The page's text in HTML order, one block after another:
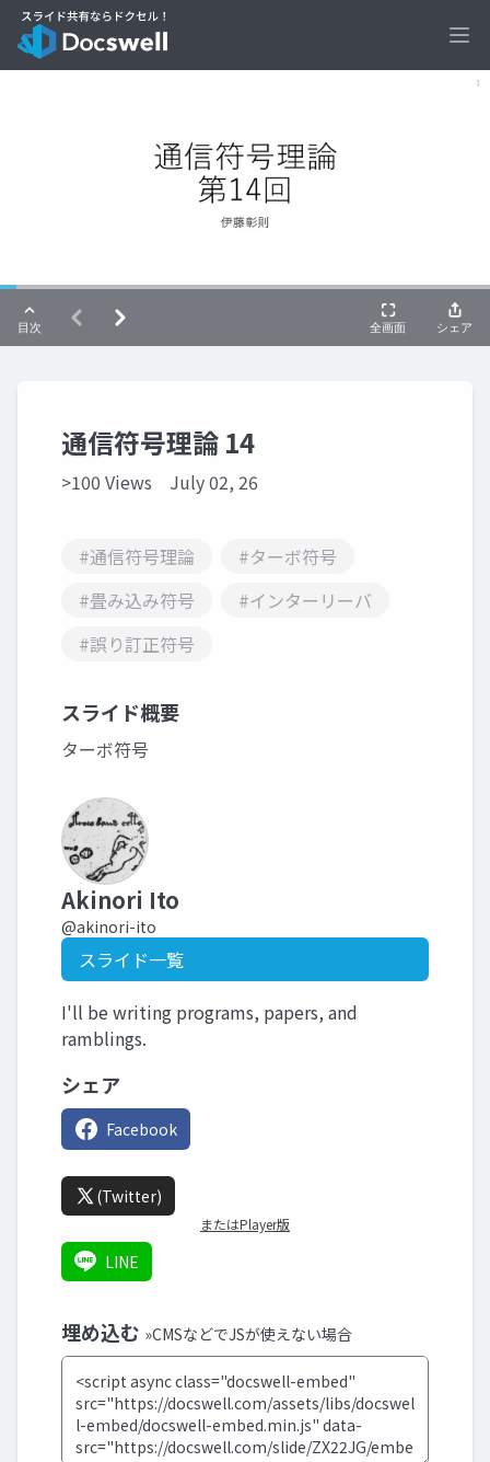
通信符号理論 14
>100 Views July 02, 26
#通信符号理論
#ターボ符号
#畳み込み符号
#インターリーバ
#誤り訂正符号
スライド概要
ターボ符号
Akinori Ito
@akinori-ito
スライド一覧
I'll be writing programs, papers, and
ramblings.
シェア
Facebook
(Twitter)
またはPlayer版
LINE
埋め込む »CMSなどでJSが使えない場合